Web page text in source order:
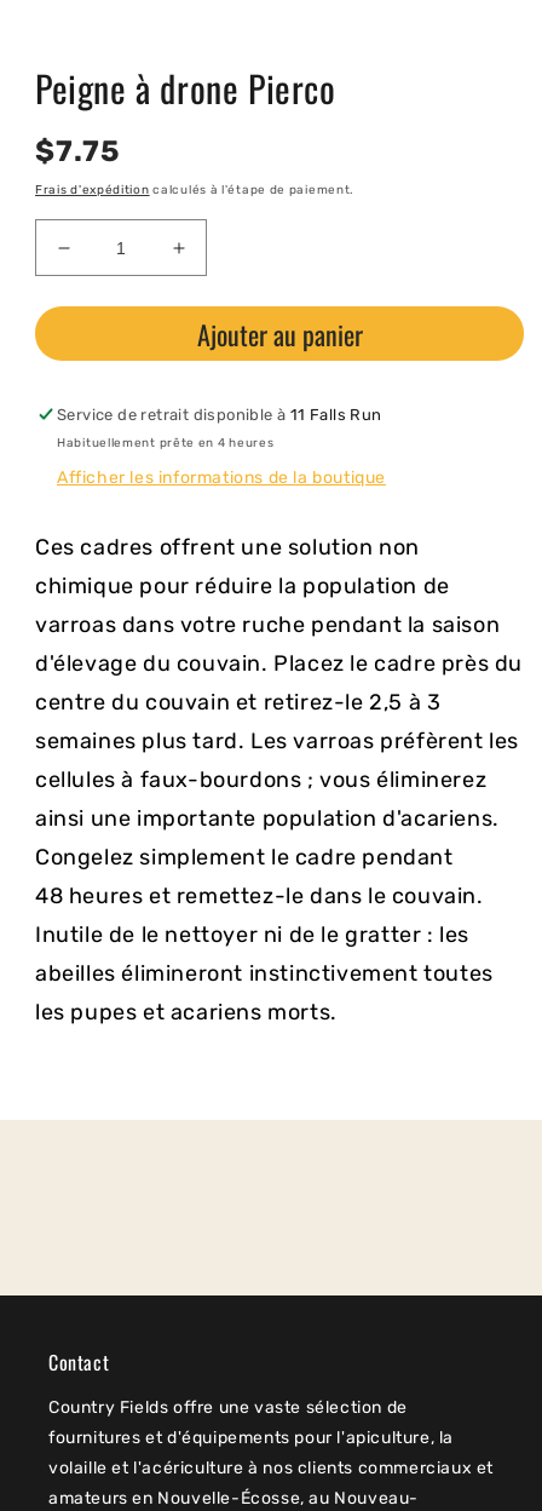
média
1
dans
fenêtre
modale
Peigne à drone Pierco
Prix
habituel
$7.75
Frais d'expédition calculés à l'étape de paiement.
Réduire
la
quantité
Peigne
drone
Pierco
Augmenter
la
quantité
de
Peigne
drone
Pierco
Ajouter au panier
Service de retrait disponible à 11 Falls Run
Habituellement prête en 4 heures
Afficher les informations de la boutique
Ces cadres offrent une solution non
chimique pour réduire la population de
varroas dans votre ruche pendant la saison
d'élevage du couvain. Placez le cadre près du
centre du couvain et retirez-le 2,5 à 3
semaines plus tard. Les varroas préfèrent les
cellules à faux-bourdons ; vous éliminerez
ainsi une importante population d'acariens.
Congelez simplement le cadre pendant
48 heures et remettez-le dans le couvain.
Inutile de le nettoyer ni de le gratter : les
abeilles élimineront instinctivement toutes
les pupes et acariens morts.
Contact
Country Fields offre une vaste sélection de
fournitures et d'équipements pour l'apiculture, la
volaille et l'acériculture à nos clients commerciaux et
amateurs en Nouvelle-Écosse, au Nouveau-